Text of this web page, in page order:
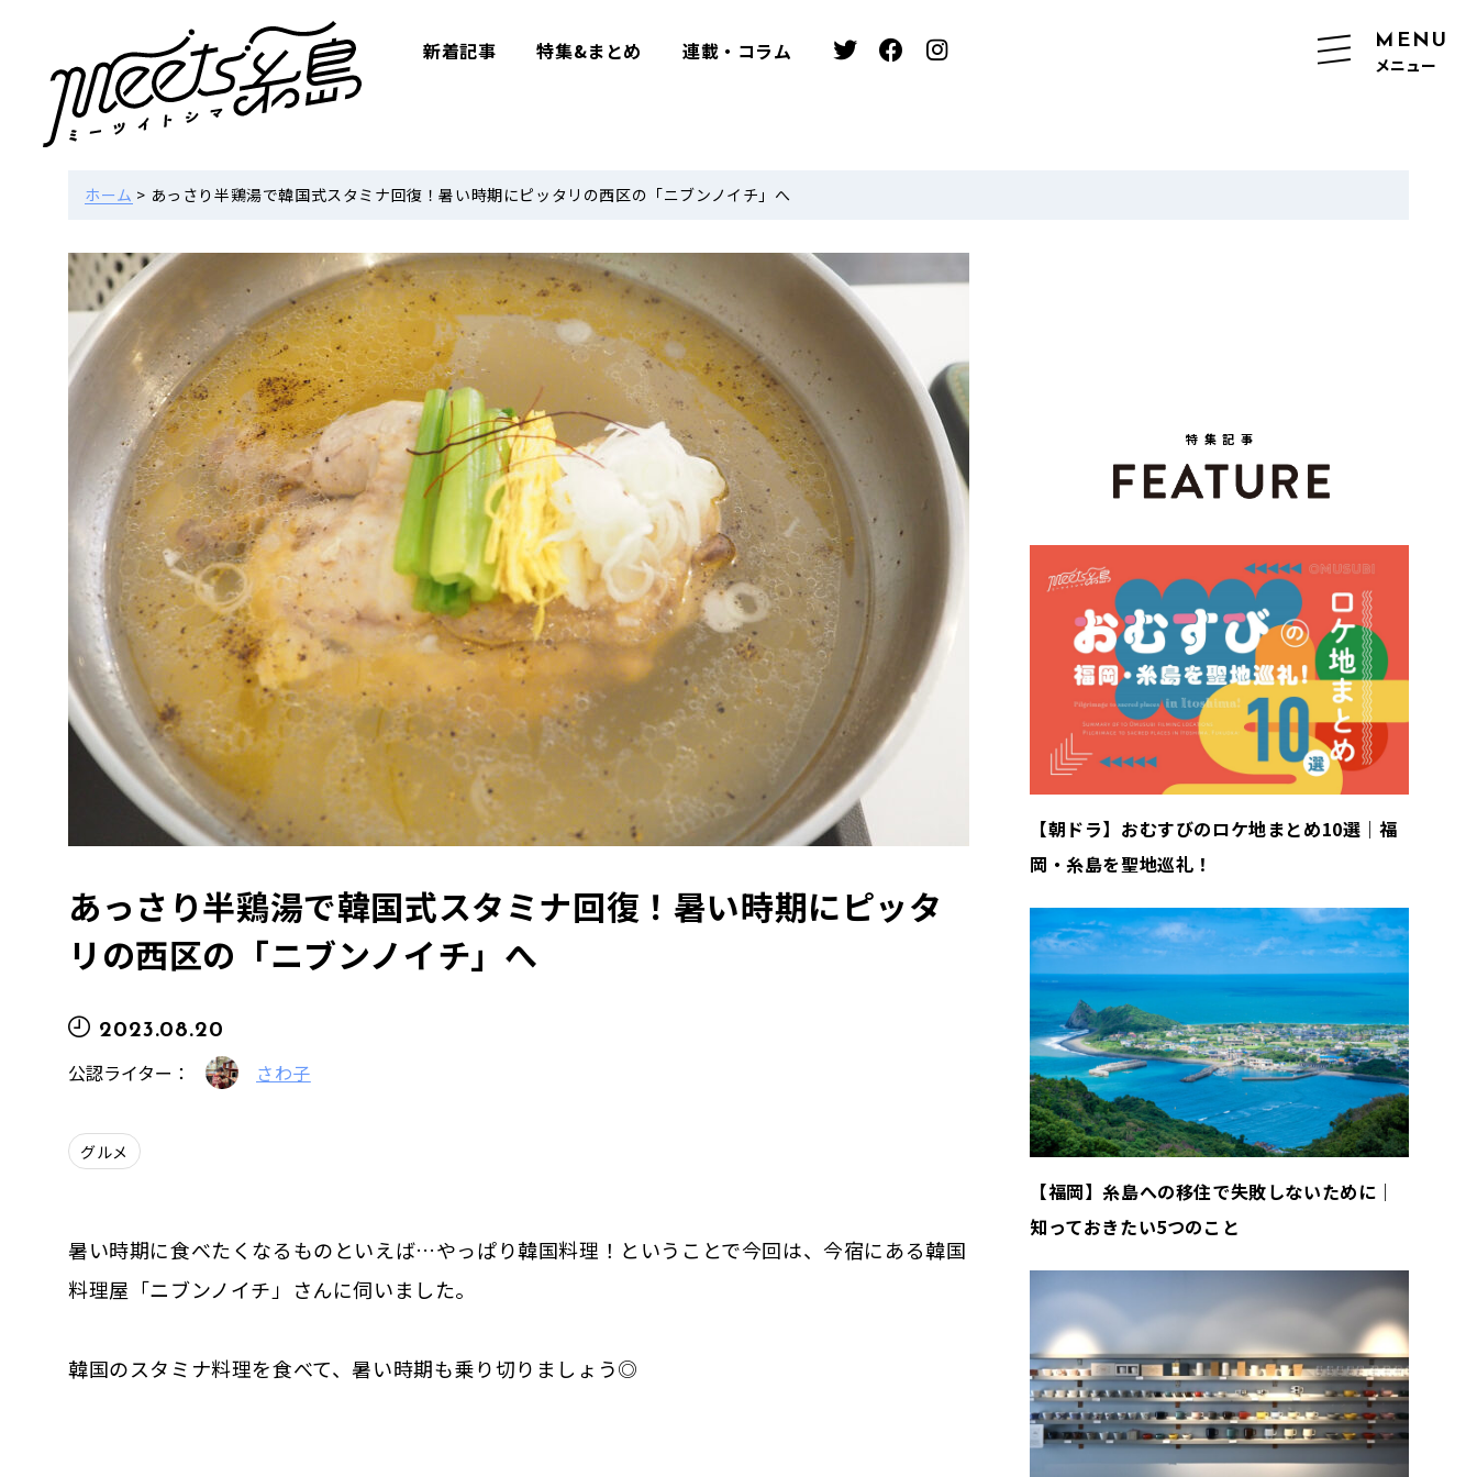
新着記事 特集&まとめ 連載・コラム MENU
メニュー
ホーム > あっさり半鶏湯で韓国式スタミナ回復！暑い時期にピッタリの西区の「ニブンノイチ」へ
あっさり半鶏湯で韓国式スタミナ回復！暑い時期にピッタ
リの西区の「ニブンノイチ」へ
2023.08.20
公認ライター： さわ子
グルメ
暑い時期に食べたくなるものといえば…やっぱり韓国料理！ということで今回は、今宿にある韓国
料理屋「ニブンノイチ」さんに伺いました。
韓国のスタミナ料理を食べて、暑い時期も乗り切りましょう◎
特集記事
【朝ドラ】おむすびのロケ地まとめ10選｜福
岡・糸島を聖地巡礼！
【福岡】糸島への移住で失敗しないために｜
知っておきたい5つのこと